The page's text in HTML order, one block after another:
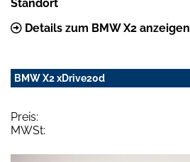
Standort
Details zum BMW X2 anzeigen
BMW X2 xDrive20d
Preis:
MWSt: